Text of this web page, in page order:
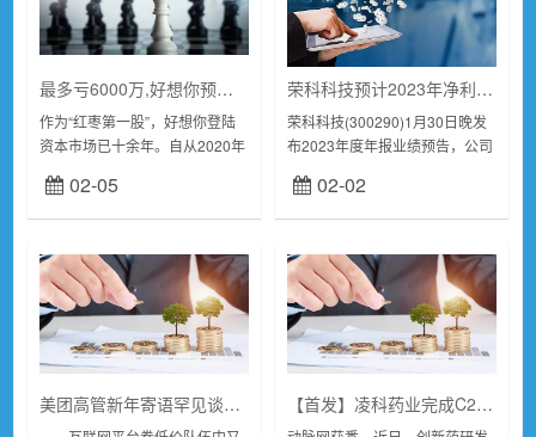
最多亏6000万,好想你预计扣非净利连续第四年亏 销售费用占营收比例超过20%
作为“红枣第一股”，好想你登陆
资本市场已十余年。自从2020年
陷入了低迷。2023年，公司预计
归属于上市公司股东的净利润亏
02-05
荣科科技预计2023年净利扭亏为盈 智慧医疗业务表现突出
荣科科技(300290)1月30日晚发
布2023年度年报业绩预告，公司
3700万元，扣非净利润盈利200
万元至1700万元。据2...
02-02
美团高管新年寄语罕见谈竞争策略：低价是关键 【首发】凌科药业完成C2轮融资，C轮整体融资额3.22亿元